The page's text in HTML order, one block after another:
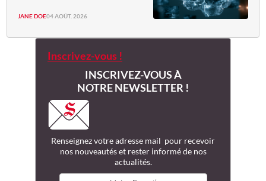
JANE DOE04 AOÛT. 2026
Inscrivez-vous !
INSCRIVEZ-VOUS À
NOTRE NEWSLETTER !
Renseignez votre adresse mail pour recevoir
nos nouveautés et rester informé de nos
actualités.